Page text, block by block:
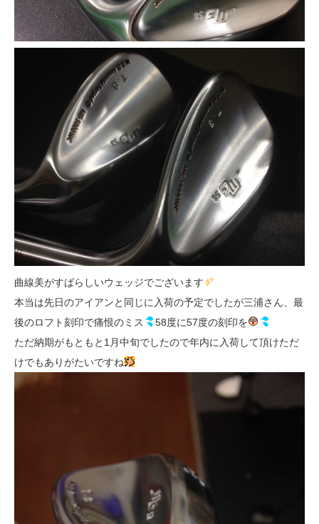
曲線美がすばらしいウェッジでございます
本当は先日のアイアンと同じに入荷の予定でしたが三浦さん、最
後のロフト刻印で痛恨のミス
58度に57度の刻印を
ただ納期がもともと1月中旬でしたので年内に入荷して頂けただ
けでもありがたいですね